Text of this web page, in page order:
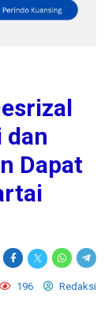
dan
Dapat
196 Redaksi